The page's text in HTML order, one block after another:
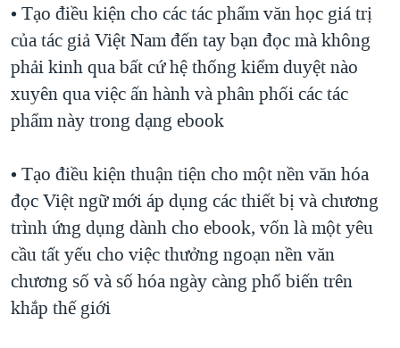
• Tạo điều kiện cho các tác phẩm văn học giá trị
của tác giả Việt Nam đến tay bạn đọc mà không
phải kinh qua bất cứ hệ thống kiểm duyệt nào
xuyên qua việc ấn hành và phân phối các tác
phẩm này trong dạng ebook
• Tạo điều kiện thuận tiện cho một nền văn hóa
đọc Việt ngữ mới áp dụng các thiết bị và chương
trình ứng dụng dành cho ebook, vốn là một yêu
cầu tất yếu cho việc thưởng ngoạn nền văn
chương số và số hóa ngày càng phổ biến trên
khắp thế giới